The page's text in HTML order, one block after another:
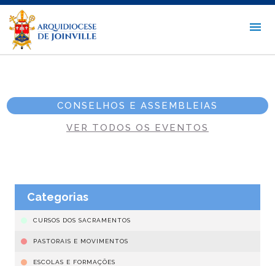
CONSELHOS E ASSEMBLEIAS
VER TODOS OS EVENTOS
Categorias
CURSOS DOS SACRAMENTOS
PASTORAIS E MOVIMENTOS
ESCOLAS E FORMAÇÕES